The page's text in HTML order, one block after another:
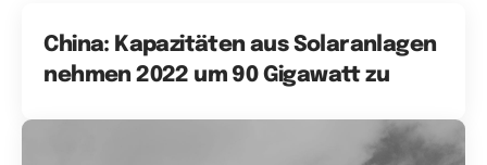
China: Kapazitäten aus Solaranlagen
nehmen 2022 um 90 Gigawatt zu